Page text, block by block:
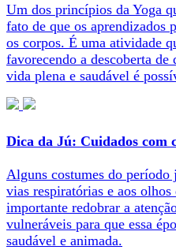
Um dos princípios da Yoga
fato de que os aprendizados
os corpos. É uma atividade
favorecendo a descoberta
vida plena e saudável é
Dica da Jú: Cuidados com
Alguns costumes do período
vias respiratórias e aos
importante redobrar a
vulneráveis para que essa
saudável e animada.